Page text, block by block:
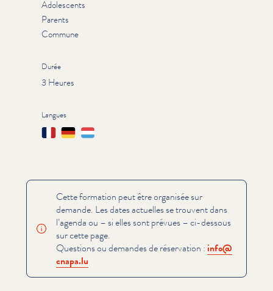
Adolescents
Parents
Commune
Durée
3 Heures
Langues
FrançaisDeutschLëtzebuergesch
Cette formation peut être organisée sur
demande. Les dates actuelles se trouvent dans
l’agenda ou – si elles sont prévues – ci-dessous
sur cette page.
Questions ou demandes de réservation : info@​
cnapa.​lu